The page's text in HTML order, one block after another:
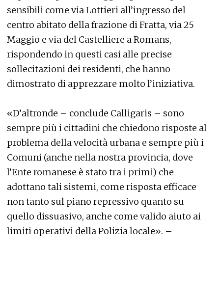
sensibili come via Lottieri all’ingresso del
centro abitato della frazione di Fratta, via 25
Maggio e via del Castelliere a Romans,
rispondendo in questi casi alle precise
sollecitazioni dei residenti, che hanno
dimostrato di apprezzare molto l’iniziativa.
«D’altronde – conclude Calligaris – sono
sempre più i cittadini che chiedono risposte al
problema della velocità urbana e sempre più i
Comuni (anche nella nostra provincia, dove
l’Ente romanese è stato tra i primi) che
adottano tali sistemi, come risposta efficace
non tanto sul piano repressivo quanto su
quello dissuasivo, anche come valido aiuto ai
limiti operativi della Polizia locale». –